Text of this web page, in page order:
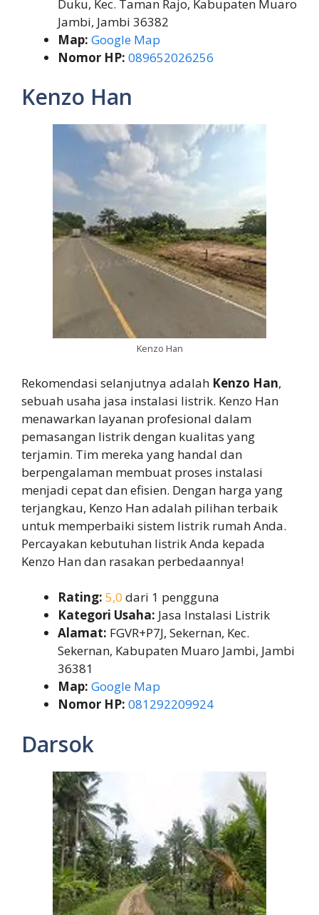
Duku, Kec. Taman Rajo, Kabupaten Muaro
Jambi, Jambi 36382
Map: Google Map
Nomor HP: 089652026256
Kenzo Han
Kenzo Han
Rekomendasi selanjutnya adalah Kenzo Han,
sebuah usaha jasa instalasi listrik. Kenzo Han
menawarkan layanan profesional dalam
pemasangan listrik dengan kualitas yang
terjamin. Tim mereka yang handal dan
berpengalaman membuat proses instalasi
menjadi cepat dan efisien. Dengan harga yang
terjangkau, Kenzo Han adalah pilihan terbaik
untuk memperbaiki sistem listrik rumah Anda.
Percayakan kebutuhan listrik Anda kepada
Kenzo Han dan rasakan perbedaannya!
Rating: 5,0 dari 1 pengguna
Kategori Usaha: Jasa Instalasi Listrik
Alamat: FGVR+P7J, Sekernan, Kec.
Sekernan, Kabupaten Muaro Jambi, Jambi
36381
Map: Google Map
Nomor HP: 081292209924
Darsok